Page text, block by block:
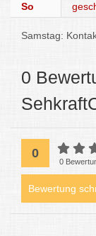
So
Samstag:
0
0
0
Bewertung